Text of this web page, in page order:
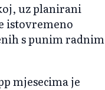
uz planirani
istovremeno
s punim radnim
mjesecima je